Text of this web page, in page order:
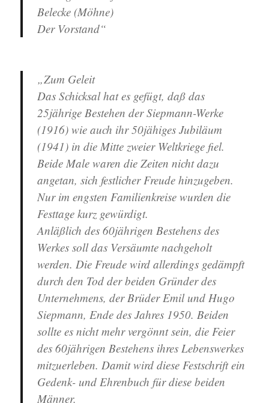
Belecke (Möhne)
Der Vorstand“
„Zum Geleit
Das Schicksal hat es gefügt, daß das
25jährige Bestehen der Siepmann-Werke
(1916) wie auch ihr 50jähiges Jubiläum
(1941) in die Mitte zweier Weltkriege fiel.
Beide Male waren die Zeiten nicht dazu
angetan, sich festlicher Freude hinzugeben.
Nur im engsten Familienkreise wurden die
Festtage kurz gewürdigt.
Anläßlich des 60jährigen Bestehens des
Werkes soll das Versäumte nachgeholt
werden. Die Freude wird allerdings gedämpft
durch den Tod der beiden Gründer des
Unternehmens, der Brüder Emil und Hugo
Siepmann, Ende des Jahres 1950. Beiden
sollte es nicht mehr vergönnt sein, die Feier
des 60jährigen Bestehens ihres Lebenswerkes
mitzuerleben. Damit wird diese Festschrift ein
Gedenk- und Ehrenbuch für diese beiden
Männer.